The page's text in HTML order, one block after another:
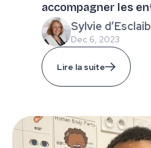
accompagner les
ans ? Sylvie
Dec 6, 2023
Lire la suite